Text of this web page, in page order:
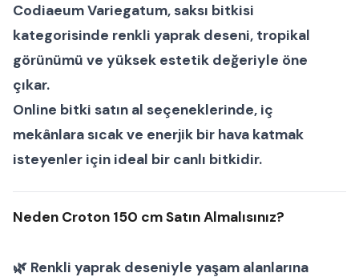
Codiaeum Variegatum,saksı bitkisi
kategorisinde renkli yaprak deseni, tropikal
görünümü ve yüksek estetik değeriyle öne
çıkar.
Online bitki satın al seçeneklerinde, iç
mekânlara sıcak ve enerjik bir hava katmak
isteyenler için ideal bir canlı bitkidir.
Neden Croton 150 cm Satın Almalısınız?
🌿 Renkli yaprak deseniyle yaşam alanlarına